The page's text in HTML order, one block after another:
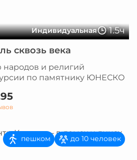
Индивидуальная 1.5ч
сквозь века
и религий
по памятнику ЮНЕСКО
пешком до 10 человек